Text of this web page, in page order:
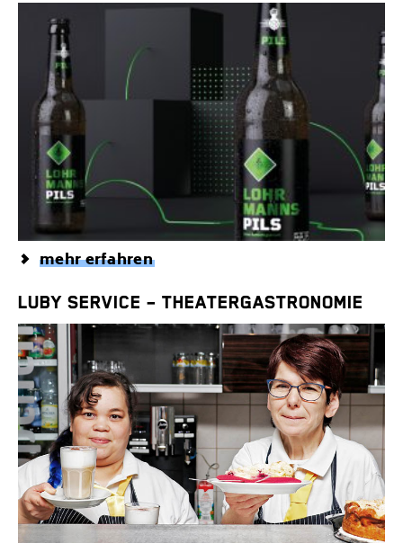
mehr erfahren
LUBY SERVICE – THEATERGASTRONOMIE